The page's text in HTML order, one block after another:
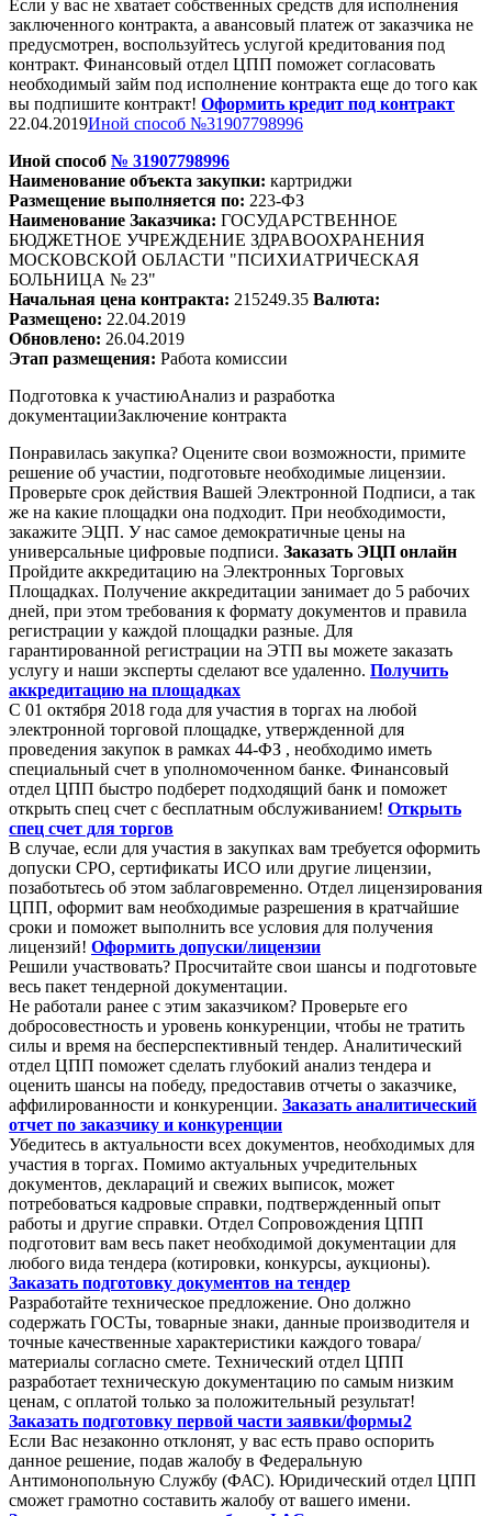
Если у вас не хватает собственных средств для исполнения
заключенного контракта, а авансовый платеж от заказчика не
предусмотрен, воспользуйтесь услугой кредитования под
контракт. Финансовый отдел ЦПП поможет согласовать
необходимый займ под исполнение контракта еще до того как
вы подпишите контракт! Оформить кредит под контракт
22.04.2019Иной способ №31907798996
Иной способ № 31907798996
Наименование объекта закупки: картриджи
Размещение выполняется по: 223-ФЗ
Наименование Заказчика: ГОСУДАРСТВЕННОЕ
БЮДЖЕТНОЕ УЧРЕЖДЕНИЕ ЗДРАВООХРАНЕНИЯ
МОСКОВСКОЙ ОБЛАСТИ "ПСИХИАТРИЧЕСКАЯ
БОЛЬНИЦА № 23"
Начальная цена контракта: 215249.35 Валюта:
Размещено: 22.04.2019
Обновлено: 26.04.2019
Этап размещения: Работа комиссии
Подготовка к участиюАнализ и разработка
документацииЗаключение контракта
Понравилась закупка? Оцените свои возможности, примите
решение об участии, подготовьте необходимые лицензии.
Проверьте срок действия Вашей Электронной Подписи, а так
же на какие площадки она подходит. При необходимости,
закажите ЭЦП. У нас самое демократичные цены на
универсальные цифровые подписи. Заказать ЭЦП онлайн
Пройдите аккредитацию на Электронных Торговых
Площадках. Получение аккредитации занимает до 5 рабочих
дней, при этом требования к формату документов и правила
регистрации у каждой площадки разные. Для
гарантированной регистрации на ЭТП вы можете заказать
услугу и наши эксперты сделают все удаленно. Получить
аккредитацию на площадках
С 01 октября 2018 года для участия в торгах на любой
электронной торговой площадке, утвержденной для
проведения закупок в рамках 44-ФЗ , необходимо иметь
специальный счет в уполномоченном банке. Финансовый
отдел ЦПП быстро подберет подходящий банк и поможет
открыть спец счет с бесплатным обслуживанием! Открыть
спец счет для торгов
В случае, если для участия в закупках вам требуется оформить
допуски СРО, сертификаты ИСО или другие лицензии,
позаботьтесь об этом заблаговременно. Отдел лицензирования
ЦПП, оформит вам необходимые разрешения в кратчайшие
сроки и поможет выполнить все условия для получения
лицензий! Оформить допуски/лицензии
Решили участвовать? Просчитайте свои шансы и подготовьте
весь пакет тендерной документации.
Не работали ранее с этим заказчиком? Проверьте его
добросовестность и уровень конкуренции, чтобы не тратить
силы и время на бесперспективный тендер. Аналитический
отдел ЦПП поможет сделать глубокий анализ тендера и
оценить шансы на победу, предоставив отчеты о заказчике,
аффилированности и конкуренции. Заказать аналитический
отчет по заказчику и конкуренции
Убедитесь в актуальности всех документов, необходимых для
участия в торгах. Помимо актуальных учредительных
документов, деклараций и свежих выписок, может
потребоваться кадровые справки, подтвержденный опыт
работы и другие справки. Отдел Сопровождения ЦПП
подготовит вам весь пакет необходимой документации для
любого вида тендера (котировки, конкурсы, аукционы).
Заказать подготовку документов на тендер
Разработайте техническое предложение. Оно должно
содержать ГОСТы, товарные знаки, данные производителя и
точные качественные характеристики каждого товара/
материалы согласно смете. Технический отдел ЦПП
разработает техническую документацию по самым низким
ценам, с оплатой только за положительный результат!
Заказать подготовку первой части заявки/формы2
Если Вас незаконно отклонят, у вас есть право оспорить
данное решение, подав жалобу в Федеральную
Антимонопольную Службу (ФАС). Юридический отдел ЦПП
сможет грамотно составить жалобу от вашего имени.